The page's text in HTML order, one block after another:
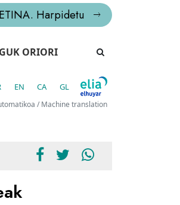
Harpidetu
GUK ORIORI
EN CA GL
/ Machine translation